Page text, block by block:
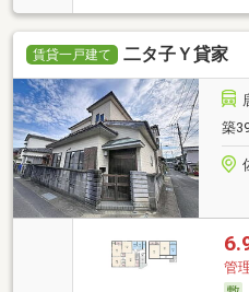
賃貸一戸建て 二タ子Ｙ貸家
築
管